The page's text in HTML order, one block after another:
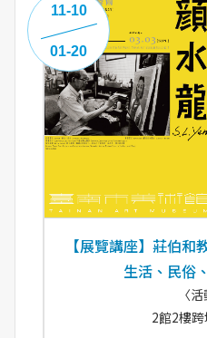
【展覽講座】莊伯
生活、民俗
〈活
2館2樓
11-10
01-20